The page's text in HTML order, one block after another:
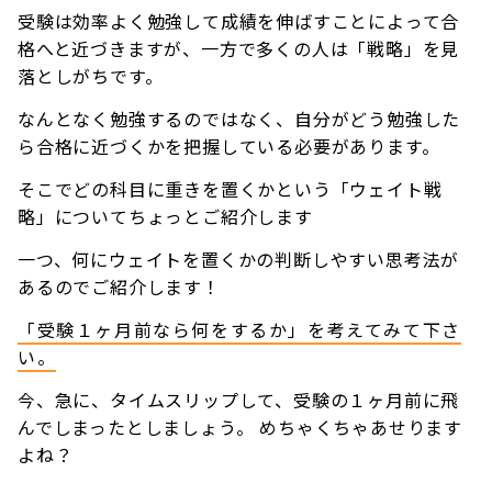
受験は効率よく勉強して成績を伸ばすことによって合
格へと近づきますが、一方で多くの人は「戦略」を見
落としがちです。
なんとなく勉強するのではなく、自分がどう勉強した
ら合格に近づくかを把握している必要があります。
そこでどの科目に重きを置くかという「ウェイト戦
略」についてちょっとご紹介します
一つ、何にウェイトを置くかの判断しやすい思考法が
あるのでご紹介します！
「受験１ヶ月前なら何をするか」を考えてみて下さ
い。
今、急に、タイムスリップして、受験の１ヶ月前に飛
んでしまったとしましょう。 めちゃくちゃあせります
よね？